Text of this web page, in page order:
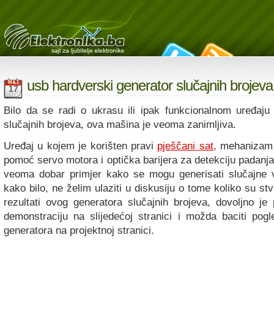
MAJ
17 usb hardverski generator slučajnih brojeva
Bilo da se radi o ukrasu ili ipak funkcionalnom uređaju
slučajnih brojeva, ova mašina je veoma zanimljiva.
Uređaj u kojem je korišten pravi pješčani sat,
pomoć servo motora i optička barijera za detekciju
veoma dobar primjer kako se mogu generisati slučajne
kako bilo, ne želim ulaziti u diskusiju o tome koliko su
rezultati ovog generatora slučajnih brojeva, dovoljno je
demonstraciju na slijedećoj stranici i možda baciti
generatora na projektnoj stranici.